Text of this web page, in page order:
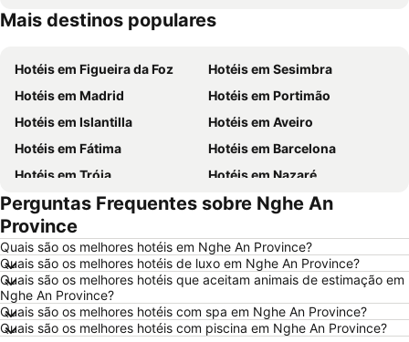
Hotéis em Espanha
Hotéis em Málaga
Mais destinos populares
Hotéis em Figueira da Foz
Hotéis em Sesimbra
Hotéis em Madrid
Hotéis em Portimão
Hotéis em Islantilla
Hotéis em Aveiro
Hotéis em Fátima
Hotéis em Barcelona
Hotéis em Tróia
Hotéis em Nazaré
Hotéis em Évora
Hotéis em Peniche
Hotéis em Porto Santo
Hotéis em Sangenjo
Hotéis em Vila Nova de Milfontes
Hotéis em Vilamoura
Hotéis em Vigo
Hotéis em Roma
Hotéis em Portugal
Hotéis em Centro de Portugal
Hotéis em Sul de Espanha
Perguntas Frequentes sobre Nghe An
Province
Quais são os melhores hotéis em Nghe An Province?
Quais são os melhores hotéis de luxo em Nghe An Province?
Quais são os melhores hotéis que aceitam animais de estimação em
Nghe An Province?
Quais são os melhores hotéis com spa em Nghe An Province?
Quais são os melhores hotéis com piscina em Nghe An Province?